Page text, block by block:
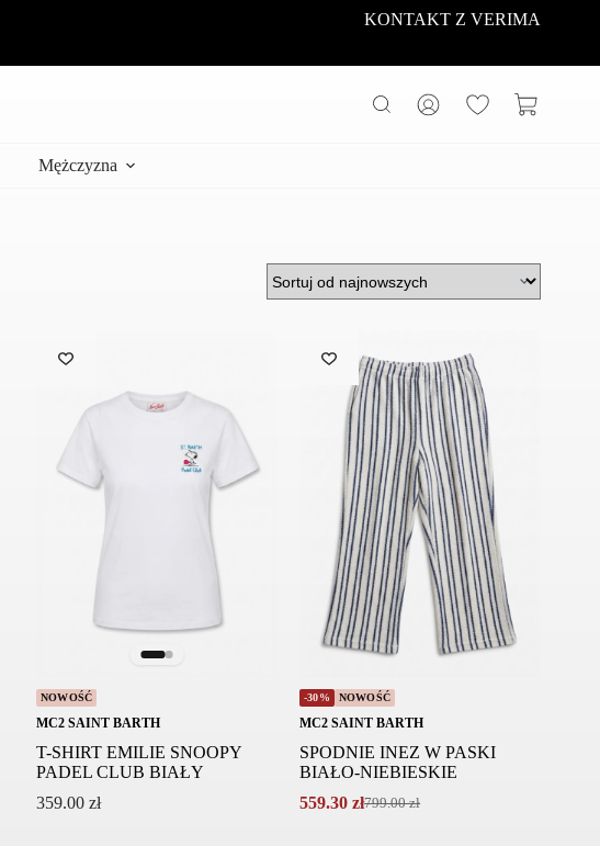
KONTAKT Z VERIMA
Koszyk
Mężczyzna
NOWOŚĆ
MC2 SAINT BARTH
T-SHIRT EMILIE SNOOPY
PADEL CLUB BIAŁY
359.00 zł
-30% NOWOŚĆ
MC2 SAINT BARTH
SPODNIE INEZ W PASKI
BIAŁO-NIEBIESKIE
799.00zł
Pierwotna
559.30zł
Aktualna